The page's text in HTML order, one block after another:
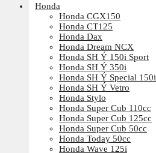
Honda
Honda CGX150
Honda CT125
Honda Dax
Honda Dream NCX
Honda SH Ý 150i Sport
Honda SH Ý 350i
Honda SH Ý Special 150i
Honda SH Ý Vetro
Honda Stylo
Honda Super Cub 110cc
Honda Super Cub 125cc
Honda Super Cub 50cc
Honda Today 50cc
Honda Wave 125i